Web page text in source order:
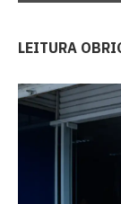
LEITURA